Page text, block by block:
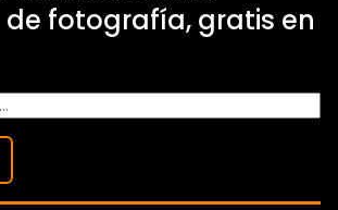
fotografía, gratis en